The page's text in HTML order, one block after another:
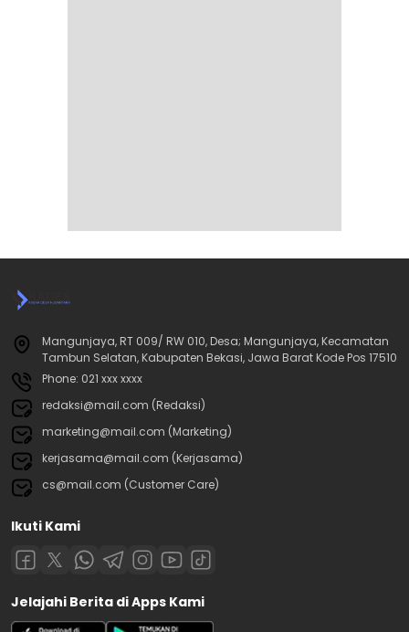
Mangunjaya, RT 009/ RW 010, Desa; Mangunjaya, Kecamatan
Tambun Selatan, Kabupaten Bekasi, Jawa Barat Kode Pos 17510
Phone: 021 xxx xxxx
redaksi@mail.com (Redaksi)
marketing@mail.com (Marketing)
kerjasama@mail.com (Kerjasama)
cs@mail.com (Customer Care)
Ikuti Kami
Jelajahi Berita di Apps Kami